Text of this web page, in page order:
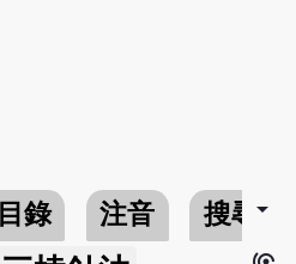
目錄 注音 搜尋arrow_drop_down